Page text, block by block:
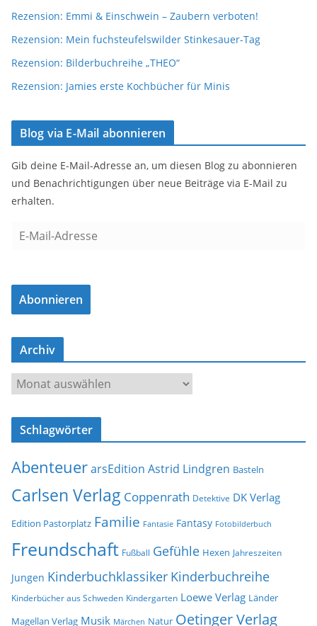
Rezension: Emmi & Einschwein – Zaubern verboten!
Rezension: Mein fuchsteufelswilder Stinkesauer-Tag
Rezension: Bilderbuchreihe „THEO“
Rezension: Jamies erste Kochbücher für Minis
Blog via E-Mail abonnieren
Gib deine E-Mail-Adresse an, um diesen Blog zu abonnieren
und Benachrichtigungen über neue Beiträge via E-Mail zu
erhalten.
a
l
-
d
s
e
Abonnieren
Archiv
r
c
v
Schlagwörter
AbenteuerarsEdition Astrid Lindgren Basteln
Carlsen Verlag Coppenrath Detektive DK Verlag
Edition Pastorplatz Familie Fantasie Fantasy Fotobilderbuch
Freundschaft Fußball Gefühle Hexen Jahreszeiten
Jungen Kinderbuchklassiker Kinderbuchreihe
Kinderbücher aus Schweden Kindergarten Loewe Verlag Länder
Magellan Verlag Musik Märchen Natur Oetinger Verlag